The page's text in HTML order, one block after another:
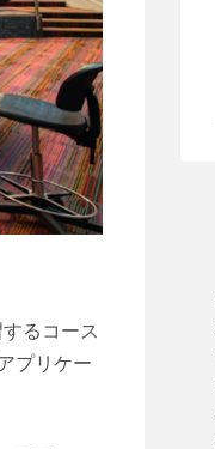
るコース
プリケー